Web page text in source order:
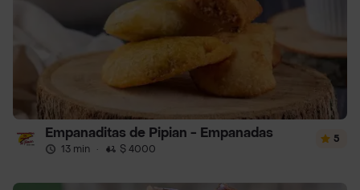
Empanaditas de Pipian - Empanadas
13 min · $ 4000
5